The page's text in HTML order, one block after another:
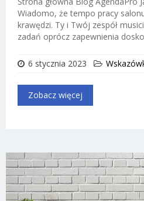
Wiadomo, że tempo pracy
krawędzi. Ty i Twój zespół
zadań oprócz zapewnienia
6 stycznia 2023
Zobacz więcej